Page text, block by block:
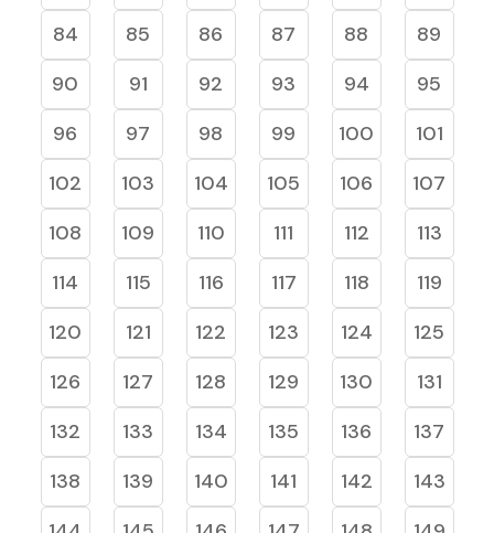
84
85 86 87 88
89
90
91 92 93 94
95
96
97 98 99 100
101
102
103 104 105 106
107
108
109 110 111 112
113
114
115 116 117 118
119
120
121 122 123 124
125
126
127 128 129 130
131
132
133 134 135 136
137
138
139 140 141 142
143